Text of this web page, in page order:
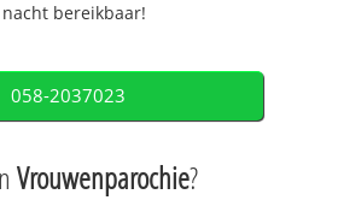
bereikbaar!
058-2037023
Vrouwenparochie?